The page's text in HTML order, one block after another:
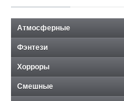
Атмосферные
Фэнтези
Хорроры
Смешные